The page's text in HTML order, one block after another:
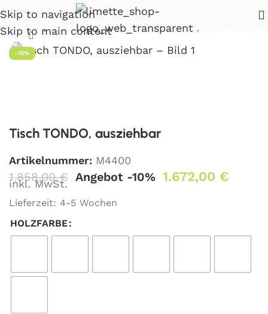
Skip to navigation
Skip to main content
Wochen> Tisch TONDO, ausziehbar
-10%
Klick zum Vergrößern
Tisch TONDO, ausziehbar
Artikelnummer: M4400
1.858,00€ Angebot -10% 1.672,00 €
inkl. MwSt.
Lieferzeit: 4-5 Wochen
HOLZFARBE